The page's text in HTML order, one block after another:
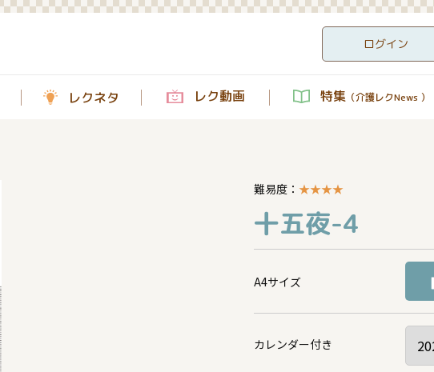
ログイン
レクネタ レク動画 特集 （介護レクNews ）
難易度： ★★★★
十五夜-4
A4サイズ
カレンダー付き